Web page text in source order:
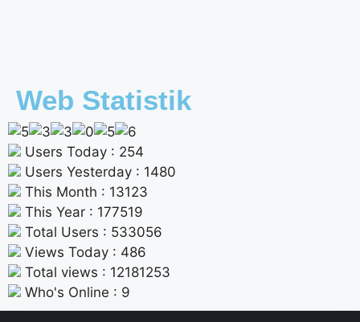
Web Statistik
Users Today : 254
Users Yesterday : 1480
This Month : 13123
This Year : 177519
Total Users : 533056
Views Today : 486
Total views : 12181253
Who's Online : 9